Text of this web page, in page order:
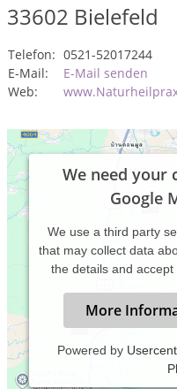
33602 Bielefeld
Telefon: 0521-52017244
E-Mail:
E-Mail senden
Web:
We need your
Google
We use a third party
that may collect data
the details and accept
More
Powered by
Leistungsspektrum: